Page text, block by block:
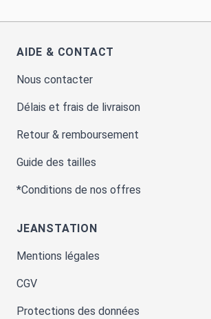
AIDE & CONTACT
Nous contacter
Délais et frais de livraison
Retour & remboursement
Guide des tailles
*Conditions de nos offres
JEANSTATION
Mentions légales
CGV
Protections des données